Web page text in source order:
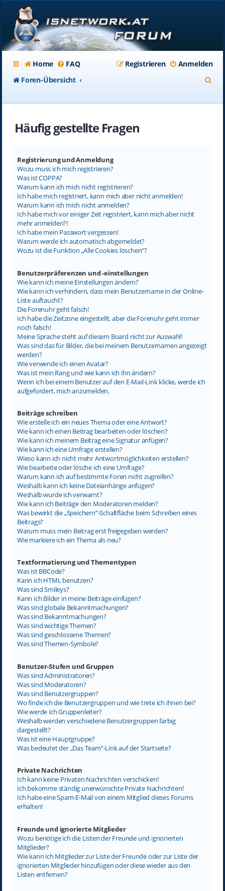
Home FAQ Anmelden
Registrieren
Foren-Übersicht
Häufig gestellte Fragen
Registrierung und Anmeldung
Wozu muss ich mich registrieren?
Was ist COPPA?
Warum kann ich mich nicht registrieren?
Ich habe mich registriert, kann mich aber nicht anmelden!
Warum kann ich mich nicht anmelden?
Ich habe mich vor einiger Zeit registriert, kann mich aber nicht
mehr anmelden?!
Ich habe mein Passwort vergessen!
Warum werde ich automatisch abgemeldet?
Wozu ist die Funktion „Alle Cookies löschen“?
Benutzerpräferenzen und -einstellungen
Wie kann ich meine Einstellungen ändern?
Wie kann ich verhindern, dass mein Benutzername in der Online-
Liste auftaucht?
Die Forenuhr geht falsch!
Ich habe die Zeitzone eingestellt, aber die Forenuhr geht immer
noch falsch!
Meine Sprache steht auf diesem Board nicht zur Auswahl!
Was sind das für Bilder, die bei meinem Benutzernamen angezeigt
werden?
Wie verwende ich einen Avatar?
Was ist mein Rang und wie kann ich ihn ändern?
Wenn ich bei einem Benutzer auf den E-Mail-Link klicke, werde ich
aufgefordert, mich anzumelden.
Beiträge schreiben
Wie erstelle ich ein neues Thema oder eine Antwort?
Wie kann ich einen Beitrag bearbeiten oder löschen?
Wie kann ich meinem Beitrag eine Signatur anfügen?
Wie kann ich eine Umfrage erstellen?
Wieso kann ich nicht mehr Antwortmöglichkeiten erstellen?
Wie bearbeite oder lösche ich eine Umfrage?
Warum kann ich auf bestimmte Foren nicht zugreifen?
Weshalb kann ich keine Dateianhänge anfügen?
Weshalb wurde ich verwarnt?
Wie kann ich Beiträge den Moderatoren melden?
Was bewirkt die „Speichern“-Schaltfläche beim Schreiben eines
Beitrags?
Warum muss mein Beitrag erst freigegeben werden?
Wie markiere ich ein Thema als neu?
Textformatierung und Thementypen
Was ist BBCode?
Kann ich HTML benutzen?
Was sind Smileys?
Kann ich Bilder in meine Beiträge einfügen?
Was sind globale Bekanntmachungen?
Was sind Bekanntmachungen?
Was sind wichtige Themen?
Was sind geschlossene Themen?
Was sind Themen-Symbole?
Benutzer-Stufen und Gruppen
Was sind Administratoren?
Was sind Moderatoren?
Was sind Benutzergruppen?
Wo finde ich die Benutzergruppen und wie trete ich ihnen bei?
Wie werde ich Gruppenleiter?
Weshalb werden verschiedene Benutzergruppen farbig
dargestellt?
Was ist eine Hauptgruppe?
Was bedeutet der „Das Team“-Link auf der Startseite?
Private Nachrichten
Ich kann keine Privaten Nachrichten verschicken!
Ich bekomme ständig unerwünschte Private Nachrichten!
Ich habe eine Spam-E-Mail von einem Mitglied dieses Forums
erhalten!
Freunde und ignorierte Mitglieder
Wozu benötige ich die Listen der Freunde und ignorierten
Mitglieder?
Wie kann ich Mitglieder zur Liste der Freunde oder zur Liste der
ignorierten Mitglieder hinzufügen oder diese wieder aus den
Listen entfernen?